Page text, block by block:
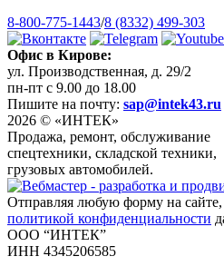
8-800-775-1443/8 (8332) 499-303
Офис в Кирове:
ул. Производственная, д. 29/2
пн-пт с 9.00 до 18.00
Пишите на почту: sap@intek43.ru
2026 © «ИНТЕК»
Продажа, ремонт, обслуживание
спецтехники, складской техники,
грузовых автомобилей.
Отправляя любую форму на сайте,
политикой конфиденциальности
ООО “ИНТЕК”
ИНН 4345206585